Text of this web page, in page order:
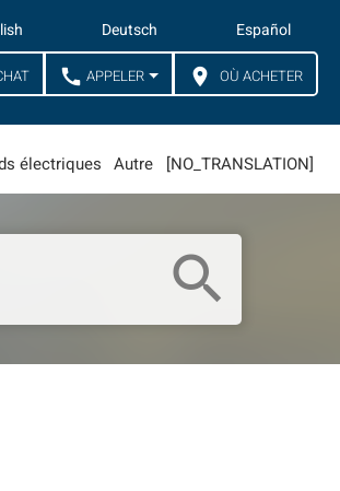
Deutsch Español
call APPELER location_on OÙ ACHETER
électriques Autre [NO_TRANSLATION]
search